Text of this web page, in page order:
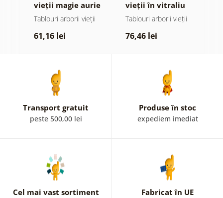
vieții magie aurie
Tablouri arborii vieții
61,16 lei
vieții în vitraliu
colorat
Tablouri arborii vieții
76,46 lei
Transport gratuit
peste 500,00 lei
Produse în stoc
expediem imediat
Cel mai vast sortiment Fabricat în UE